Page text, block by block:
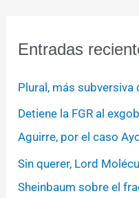
Entradas
Plural, más subversiva
Detiene la FGR al
Aguirre, por el caso
Sin querer, Lord
Sheinbaum sobre el